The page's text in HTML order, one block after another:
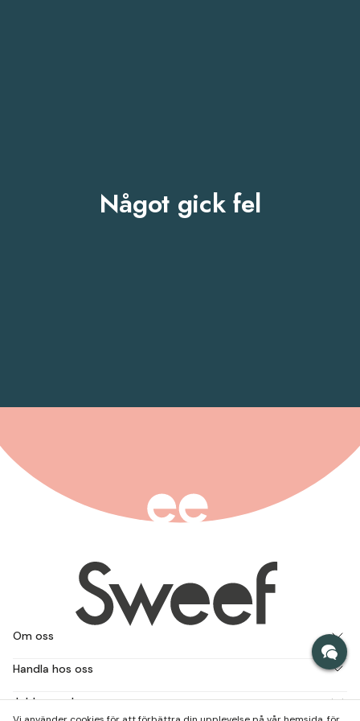
Något gick fel
Om oss
Handla hos oss
Jobba med oss